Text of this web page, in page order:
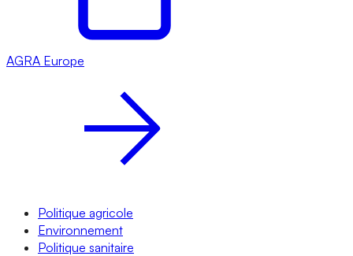
AGRA Europe
Politique agricole
Environnement
Politique sanitaire